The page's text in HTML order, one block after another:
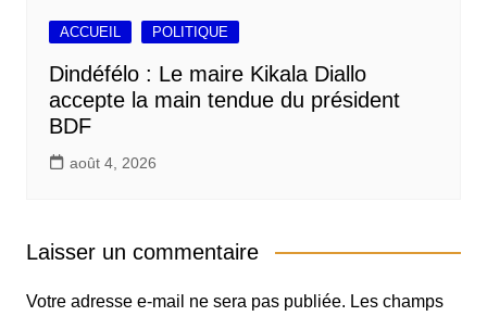
ACCUEIL POLITIQUE
Dindéfélo : Le maire Kikala Diallo
accepte la main tendue du président
BDF
août 4, 2026
Laisser un commentaire
Votre adresse e-mail ne sera pas publiée. Les champs